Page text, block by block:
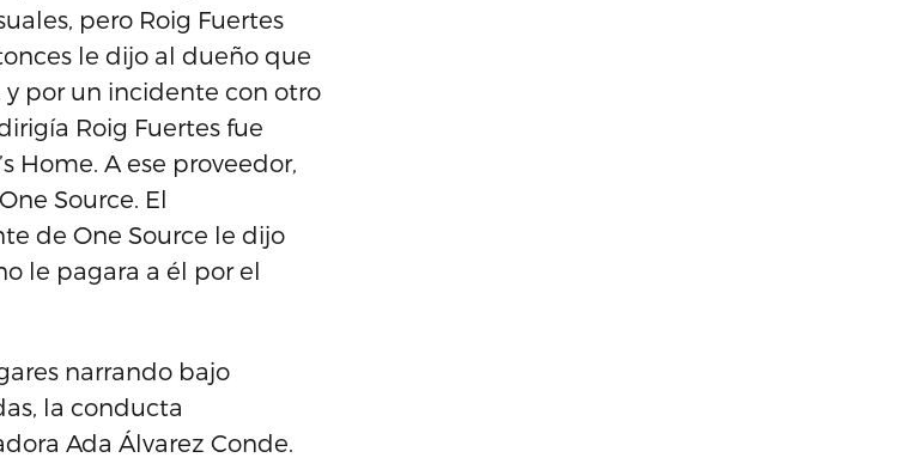
pero Roig Fuertes
le dijo al dueño que
y por un incidente con otro
Roig Fuertes fue
Home. A ese proveedor,
Source. El
de One Source le dijo
le pagara a él por el
narrando bajo
la conducta
Ada Álvarez Conde.